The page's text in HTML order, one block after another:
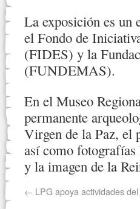
La exposición es un
el Fondo de
(FIDES) y la
(FUNDEMAS).
En el Museo
permanente
Virgen de la Paz, el
así como
y la imagen de la
← LPG apoya actividades